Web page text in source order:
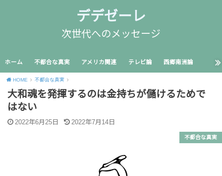
デデゼーレ
次世代へのメッセージ
ホーム 不都合な真実 アメリカ関連 テレビ論 西郷南洲論
HOME 不都合な真実
大和魂を発揮するのは金持ちが儲けるためで
はない
2022年6月25日 2022年7月14日
不都合な真実